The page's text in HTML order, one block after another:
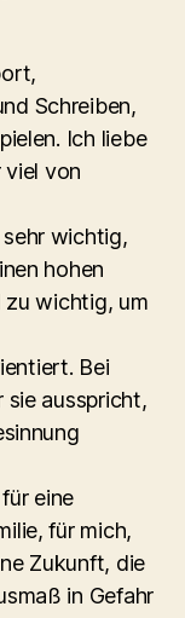
Schreiben,
Ich liebe
viel von
wichtig,
hohen
zu wichtig, um
Bei
sie ausspricht,
eine
für mich,
Zukunft, die
in Gefahr